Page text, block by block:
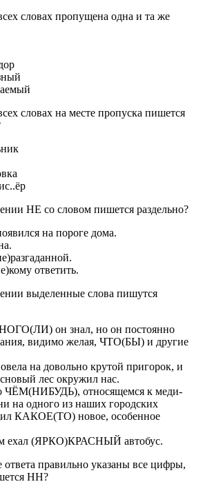
словах пропущена одна и та же
словах на месте пропуска пишется
НЕ со словом пишется раздельно?
на пороге дома.
ответить.
выделенные слова пишутся
он знал, но он постоянно
видимо желая, ЧТО(БЫ) и другие
на довольно крутой пригорок, и
лес окружил нас.
о ЧЁМ(НИБУДЬ), относящемся к меди­
на одного из наших городских
КАКОЕ(ТО) новое, особенное
(ЯРКО)КРАСНЫЙ автобус.
ответа правильно указаны все цифры,
НН?